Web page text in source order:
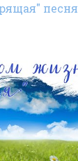
песня